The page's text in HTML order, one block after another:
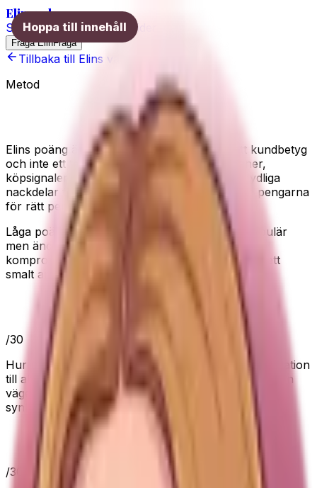
Hoppa till innehåll
Elins val
SkönhetHälsa TräningGuider
Fråga ElinFråga
Tillbaka till Elins val
Metod
Så sätter vi Elins poäng
Elins poäng är en redaktionell analys, inte ett kundbetyg
och inte ett testbetyg. Elin jämför specifikationer,
köpsignaler, synliga Amazon-omdömen och tydliga
nackdelar för att hitta produkter som är värda pengarna
för rätt person.
Låga poäng är möjliga. En produkt kan vara populär
men ändå tappa poäng om värdet är svagt, om
kompromissen är stor eller om den bara passar ett
smalt användningsfall.
Värde för pengarna
/30
Hur mycket praktisk nytta produkten verkar ge i relation
till alternativen. Vi visar aldrig hårdkodade priser, utan
väger värde utifrån positionering, specifikationer och
synliga köpsignaler.
Prestanda & funktioner
/30